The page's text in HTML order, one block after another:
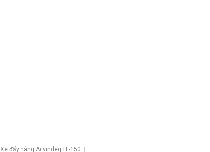
Xe đẩy hàng Advindeq TL-150